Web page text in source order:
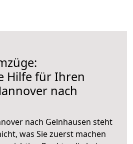
Hilfe für Ihren
nach
nach Gelnhausen steht
was Sie zuerst machen